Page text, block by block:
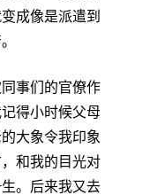
成像是派遣到
事们的官僚作
得小时候父母
大象令我印象
和我的目光对
。后来我又去